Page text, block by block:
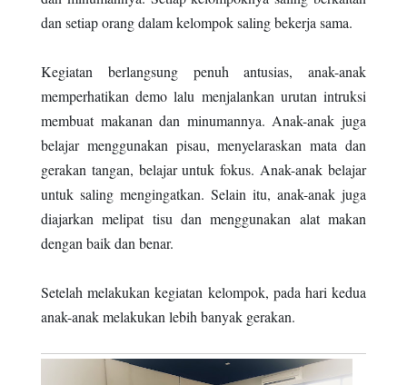
dan setiap orang dalam kelompok saling bekerja sama.
Kegiatan berlangsung penuh antusias, anak-anak
memperhatikan demo lalu menjalankan urutan intruksi
membuat makanan dan minumannya. Anak-anak juga
belajar menggunakan pisau, menyelaraskan mata dan
gerakan tangan, belajar untuk fokus. Anak-anak belajar
untuk saling mengingatkan. Selain itu, anak-anak juga
diajarkan melipat tisu dan menggunakan alat makan
dengan baik dan benar.
Setelah melakukan kegiatan kelompok, pada hari kedua
anak-anak melakukan lebih banyak gerakan.